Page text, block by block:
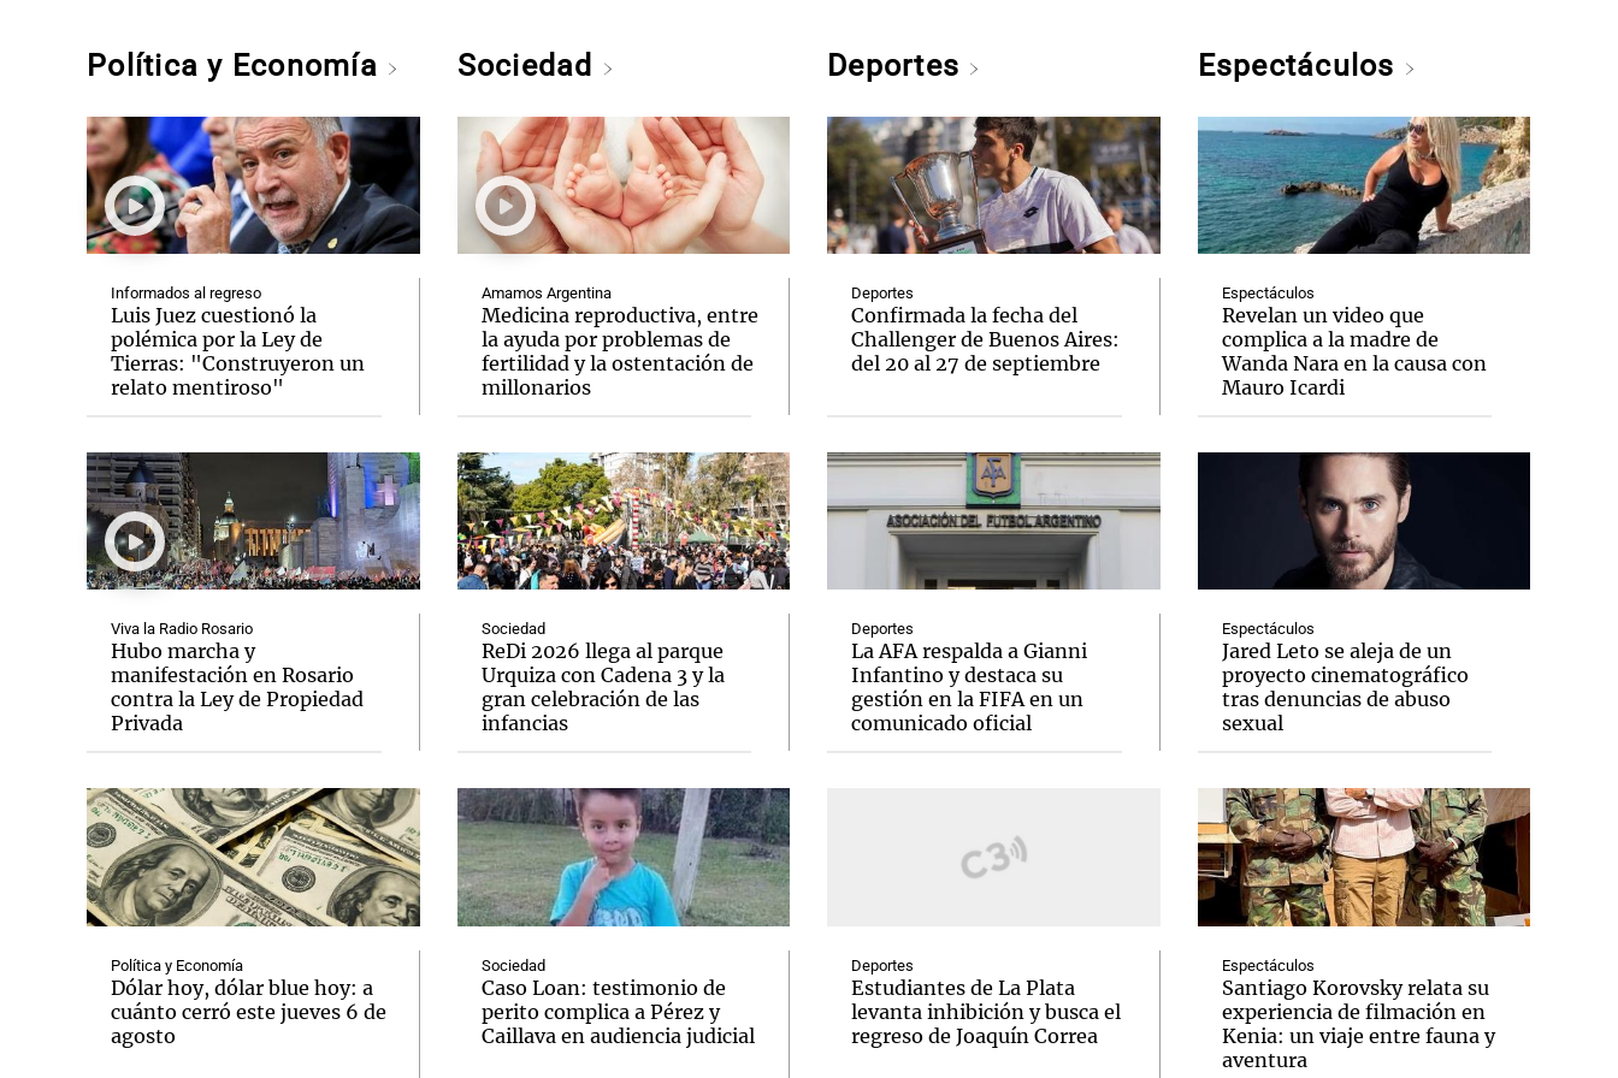
Política y Economía
Informados al regreso
Luis Juez cuestionó la
polémica por la Ley de
Tierras: "Construyeron un
relato mentiroso"
Viva la Radio Rosario
Hubo marcha y
manifestación en Rosario
contra la Ley de Propiedad
Privada
Política y Economía
Dólar hoy, dólar blue hoy: a
cuánto cerró este jueves 6 de
agosto
Sociedad
Amamos Argentina
Medicina reproductiva, entre
la ayuda por problemas de
fertilidad y la ostentación de
millonarios
Sociedad
ReDi 2026 llega al parque
Urquiza con Cadena 3 y la
gran celebración de las
infancias
Sociedad
Caso Loan: testimonio de
perito complica a Pérez y
Caillava en audiencia judicial
Deportes
Deportes
Confirmada la fecha del
Challenger de Buenos Aires:
del 20 al 27 de septiembre
Deportes
La AFA respalda a Gianni
Infantino y destaca su
gestión en la FIFA en un
comunicado oficial
Deportes
Estudiantes de La Plata
levanta inhibición y busca el
regreso de Joaquín Correa
Espectáculos
Espectáculos
Revelan un video que
complica a la madre de
Wanda Nara en la causa con
Mauro Icardi
Espectáculos
Jared Leto se aleja de un
proyecto cinematográfico
tras denuncias de abuso
sexual
Espectáculos
Santiago Korovsky relata su
experiencia de filmación en
Kenia: un viaje entre fauna y
aventura
Notas Notas
El huracán de Arequito
Notas
Cadena 3 en Groenlandia
Notas